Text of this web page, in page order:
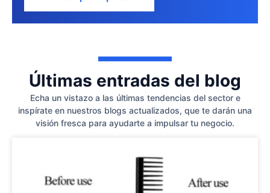
Últimas entradas del blog
Echa un vistazo a las últimas tendencias del sector e
inspírate en nuestros blogs actualizados, que te darán una
visión fresca para ayudarte a impulsar tu negocio.